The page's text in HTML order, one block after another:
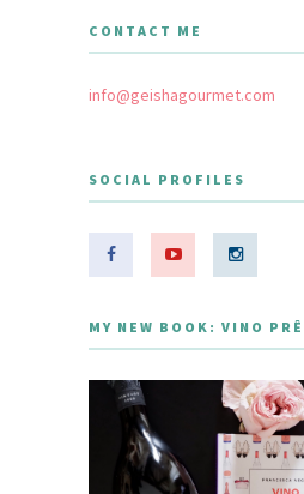
CONTACT ME
info@geishagourmet.com
SOCIAL PROFILES
MY NEW BOOK: VINO